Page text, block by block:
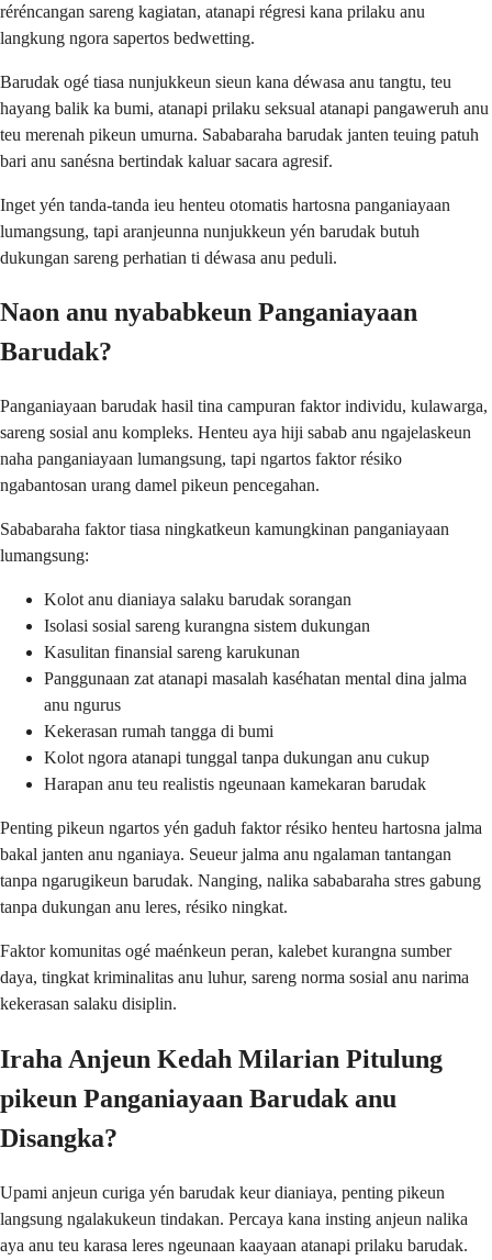
réréncangan sareng kagiatan, atanapi régresi kana prilaku anu
langkung ngora sapertos bedwetting.
Barudak ogé tiasa nunjukkeun sieun kana déwasa anu tangtu, teu
hayang balik ka bumi, atanapi prilaku seksual atanapi pangaweruh anu
teu merenah pikeun umurna. Sababaraha barudak janten teuing patuh
bari anu sanésna bertindak kaluar sacara agresif.
Inget yén tanda-tanda ieu henteu otomatis hartosna panganiayaan
lumangsung, tapi aranjeunna nunjukkeun yén barudak butuh
dukungan sareng perhatian ti déwasa anu peduli.
Naon anu nyababkeun Panganiayaan
Barudak?
Panganiayaan barudak hasil tina campuran faktor individu, kulawarga,
sareng sosial anu kompleks. Henteu aya hiji sabab anu ngajelaskeun
naha panganiayaan lumangsung, tapi ngartos faktor résiko
ngabantosan urang damel pikeun pencegahan.
Sababaraha faktor tiasa ningkatkeun kamungkinan panganiayaan
lumangsung:
Kolot anu dianiaya salaku barudak sorangan
Isolasi sosial sareng kurangna sistem dukungan
Kasulitan finansial sareng karukunan
Panggunaan zat atanapi masalah kaséhatan mental dina jalma
anu ngurus
Kekerasan rumah tangga di bumi
Kolot ngora atanapi tunggal tanpa dukungan anu cukup
Harapan anu teu realistis ngeunaan kamekaran barudak
Penting pikeun ngartos yén gaduh faktor résiko henteu hartosna jalma
bakal janten anu nganiaya. Seueur jalma anu ngalaman tantangan
tanpa ngarugikeun barudak. Nanging, nalika sababaraha stres gabung
tanpa dukungan anu leres, résiko ningkat.
Faktor komunitas ogé maénkeun peran, kalebet kurangna sumber
daya, tingkat kriminalitas anu luhur, sareng norma sosial anu narima
kekerasan salaku disiplin.
Iraha Anjeun Kedah Milarian Pitulung
pikeun Panganiayaan Barudak anu
Disangka?
Upami anjeun curiga yén barudak keur dianiaya, penting pikeun
langsung ngalakukeun tindakan. Percaya kana insting anjeun nalika
aya anu teu karasa leres ngeunaan kaayaan atanapi prilaku barudak.